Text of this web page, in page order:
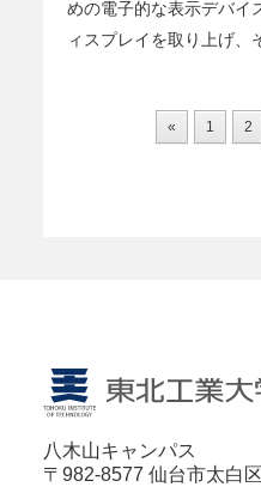
めの電子的な表示デバイ
ィスプレイを取り上げ
« 1 2
八木山キャンパス
〒982-8577 仙台市太白